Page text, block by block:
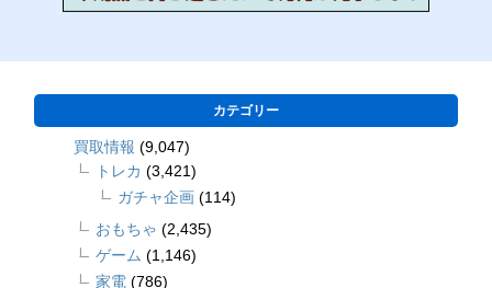
カテゴリー
買取情報 (9,047)
トレカ (3,421)
ガチャ企画 (114)
おもちゃ (2,435)
ゲーム (1,146)
家電 (786)